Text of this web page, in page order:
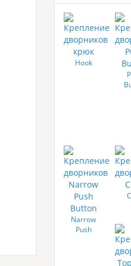
Hook
Narrow
Push